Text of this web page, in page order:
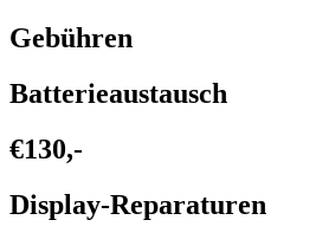
Gebühren
Batterieaustausch
€130,-
Display-Reparaturen